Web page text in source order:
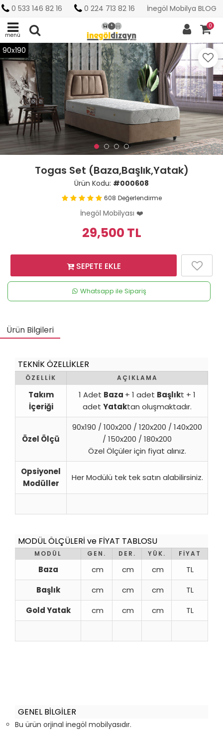
0 533 146 82 16 0 224 713 82 16 İnegöl Mobilya BLOG
menü
0
90x190
Togas Set (Baza,Başlık,Yatak)
Ürün Kodu: #000608
608 Değerlendirme
İnegöl Mobilyası ❤️
29,500 TL
SEPETE EKLE
Whatsapp ile Sipariş
Ürün Bilgileri
TEKNİK ÖZELLİKLER
ÖZELLİK AÇIKLAMA
Takım
İçeriği
1 Adet Baza + 1 adet Başlıkt + 1
adet Yataktan oluşmaktadır.
Özel Ölçü
90x190 / 100x200 / 120x200 / 140x200
/ 150x200 / 180x200
Özel Ölçüler için fiyat alınız.
Opsiyonel
Modüller
Her Modülü tek tek satın alabilirsiniz.
MODÜL ÖLÇÜLERİ ve FİYAT TABLOSU
MODÜL GEN. DER. YÜK. FİYAT
Baza cm cm cm
TL
Başlık
cm cm cm
TL
Gold Yatak
cm cm cm TL
GENEL BİLGİLER
Bu ürün orjinal inegöl mobilyasıdır.